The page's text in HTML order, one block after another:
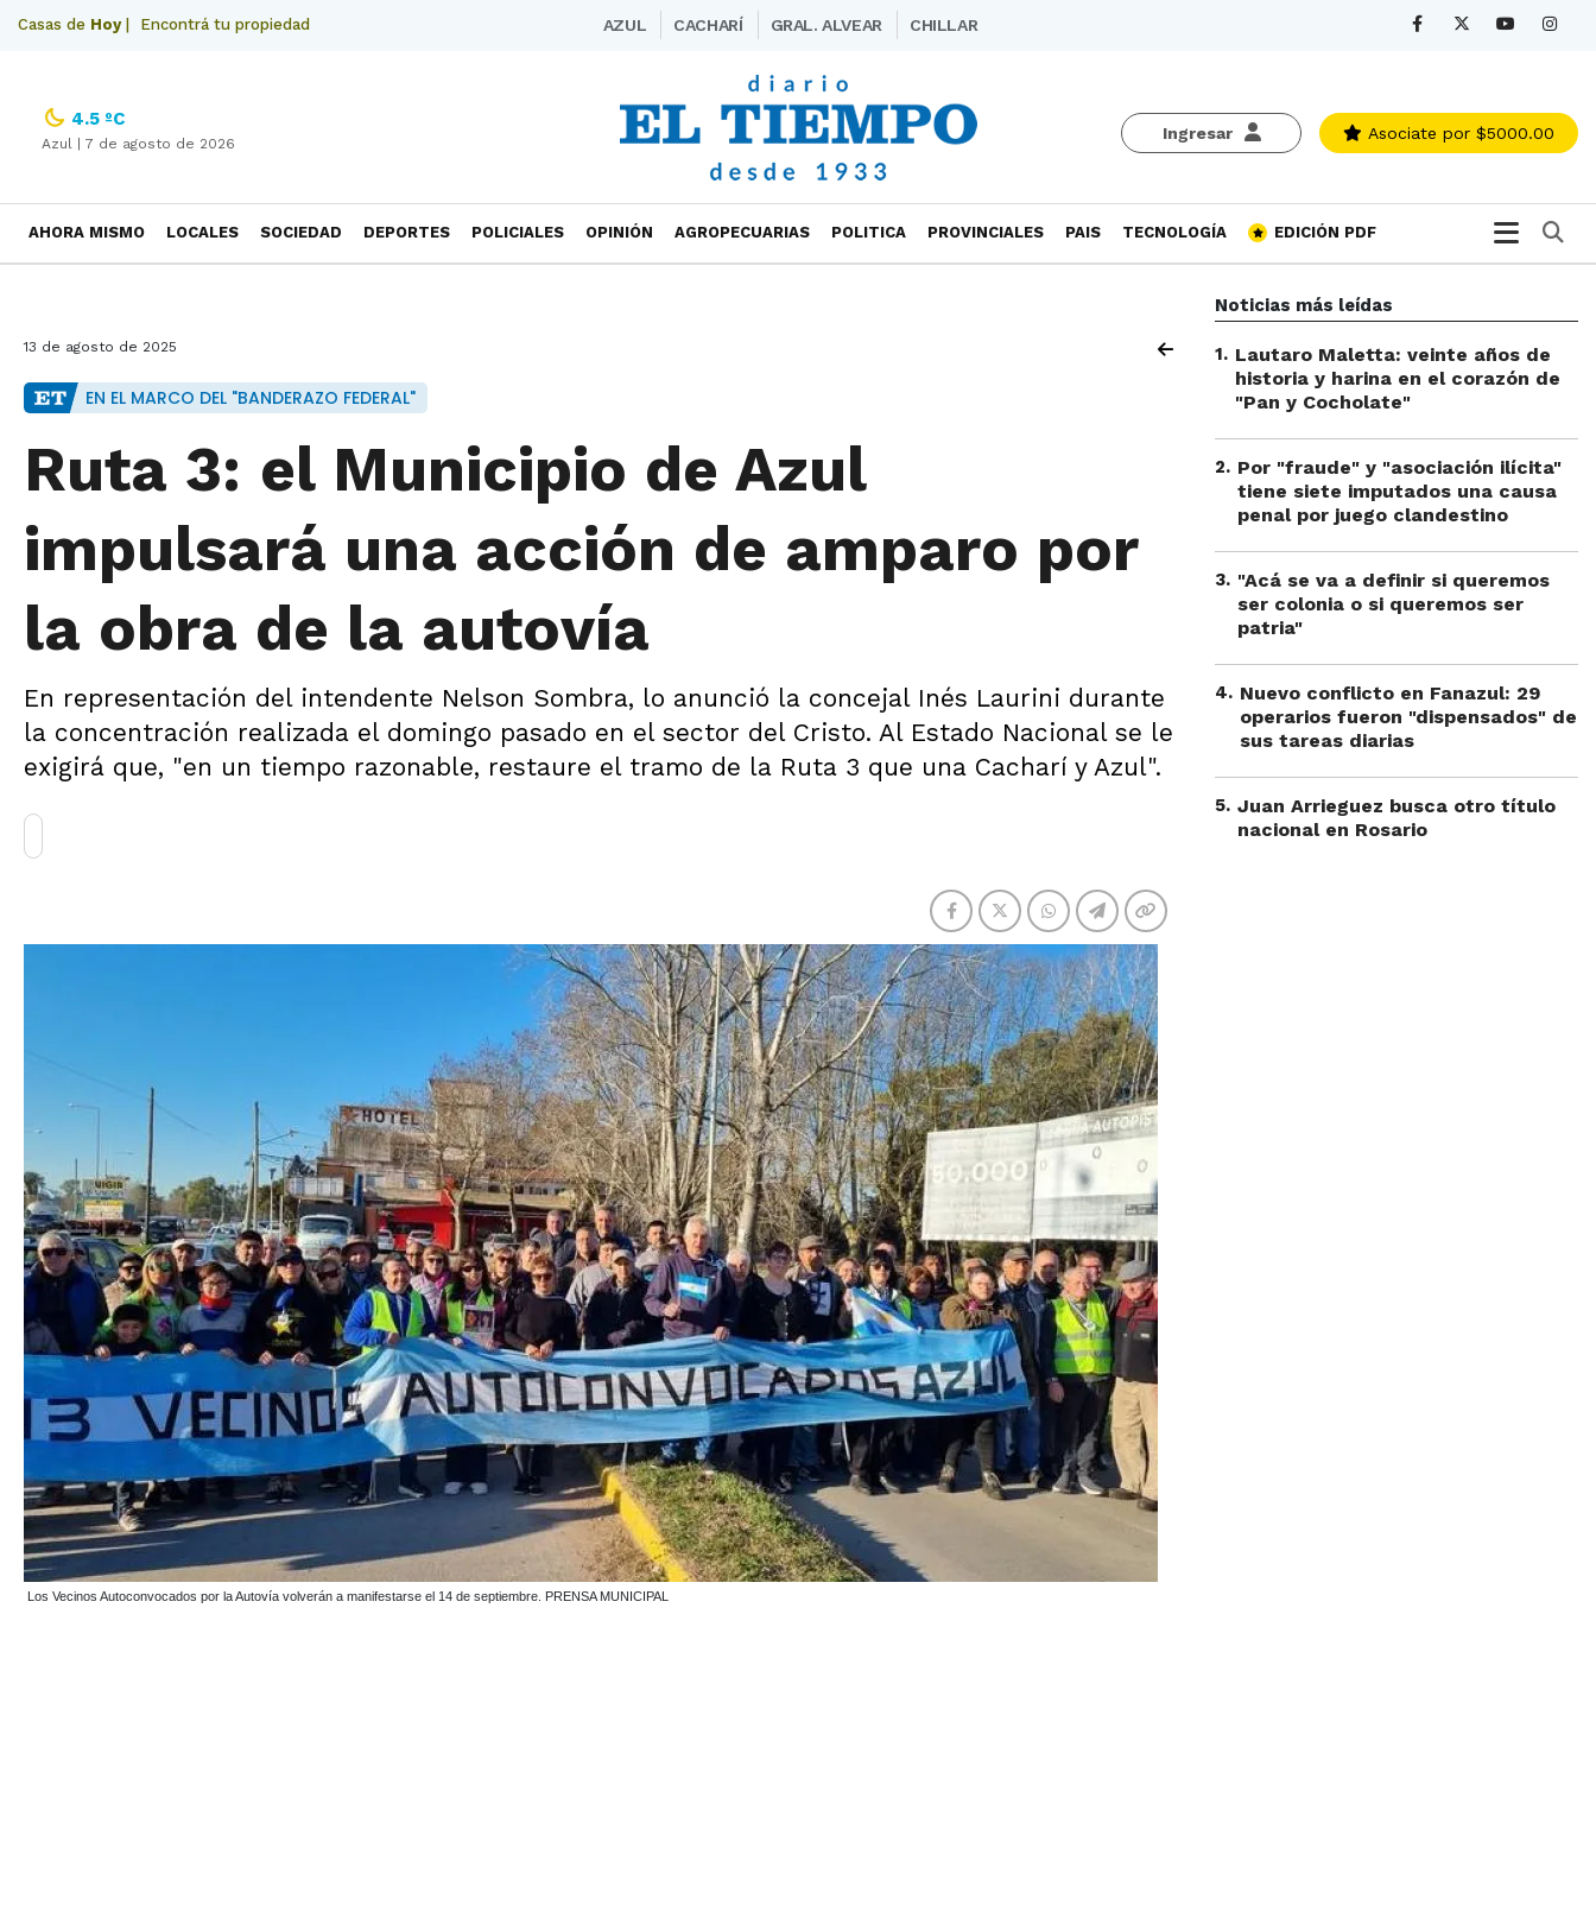
Casas de Hoy| Encontrá tu propiedad AZUL CACHARÍ GRAL. ALVEAR CHILLAR
Ingresar Asociate por $5000.00
4.5 ºC
Azul | 7 de agosto de 2026
AHORA MISMO LOCALES SOCIEDAD DEPORTES POLICIALES OPINIÓN AGROPECUARIAS POLITICA PROVINCIALES PAIS TECNOLOGÍA EDICIÓN PDF
13 de agosto de 2025
EN EL MARCO DEL "BANDERAZO FEDERAL"
Ruta 3: el Municipio de Azul
impulsará una acción de amparo por
la obra de la autovía
En representación del intendente Nelson Sombra, lo anunció la concejal Inés Laurini durante
la concentración realizada el domingo pasado en el sector del Cristo. Al Estado Nacional se le
exigirá que, "en un tiempo razonable, restaure el tramo de la Ruta 3 que una Cacharí y Azul".
Los Vecinos Autoconvocados por la Autovía volverán a manifestarse el 14 de septiembre. PRENSA MUNICIPAL
Noticias más leídas
1. Lautaro Maletta: veinte años de
historia y harina en el corazón de
"Pan y Cocholate"
2. Por "fraude" y "asociación ilícita"
tiene siete imputados una causa
penal por juego clandestino
3. "Acá se va a definir si queremos
ser colonia o si queremos ser
patria"
4. Nuevo conflicto en Fanazul: 29
operarios fueron "dispensados" de
sus tareas diarias
5. Juan Arrieguez busca otro título
nacional en Rosario